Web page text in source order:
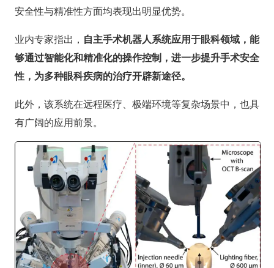
安全性与精准性方面均表现出明显优势。
业内专家指出， 自主手术机器人系统应用于眼科领域，能
够通过智能化和精准化的操作控制，进一步提升手术安全
性，为多种眼科疾病的治疗开辟新途径。
此外，该系统在远程医疗、极端环境等复杂场景中，也具
有广阔的应用前景。